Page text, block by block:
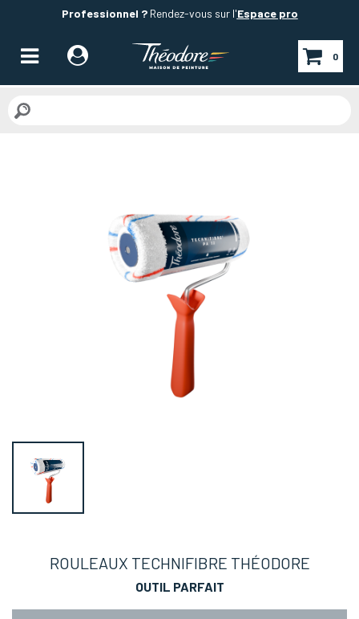
Professionnel ?Rendez-vous sur l'Espace pro
0
ROULEAUX TECHNIFIBRE THÉODORE
OUTIL PARFAIT